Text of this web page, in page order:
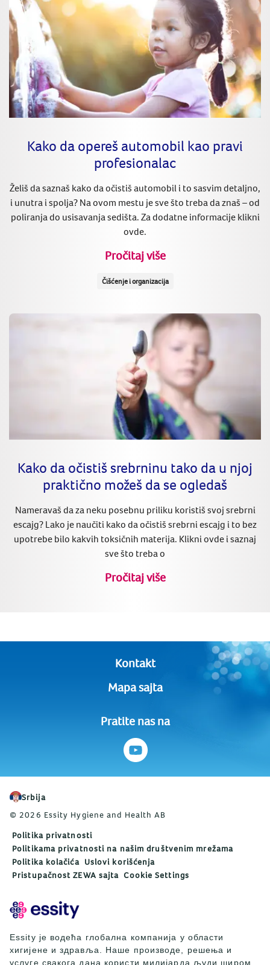
Kako da opereš automobil kao pravi
profesionalac
Želiš da saznaš kako da očistiš automobil i to sasvim detaljno,
i unutra i spolja? Na ovom mestu je sve što treba da znaš – od
poliranja do usisavanja sedišta. Za dodatne informacije klikni
ovde.
Pročitaj više
Čišćenje i organizacija
Kako da očistiš srebrninu tako da u njoj
praktično možeš da se ogledaš
Nameravaš da za neku posebnu priliku koristiš svoj srebrni
escajg? Lako je naučiti kako da očistiš srebrni escajg i to bez
upotrebe bilo kakvih toksičnih materija. Klikni ovde i saznaj
sve što treba o
Pročitaj više
Kontakt
Mapa sajta
Pratite nas na
Srbija
© 2026 Essity Hygiene and Health AB
Politika privatnosti
Politikama privatnosti na našim društvenim mrežama
Politika kolačića Uslovi korišćenja
Pristupačnost ZEWA sajta Cookie Settings
Essity је водећа глобална компанија у области
хигијене и здравља. Наше производе, решења и
услуге свакога дана користи милијарда људи широм